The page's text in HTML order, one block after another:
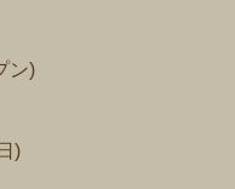
ン)
)